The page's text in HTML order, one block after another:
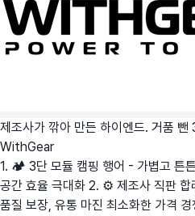
제조사가 깎아 만든 하이엔드. 거품 뺀
WithGear
1. 🏕️ 3단 모듈 캠핑 행어 - 가볍고 튼
공간 효율 극대화 2. ⚙️ 제조사 직판
품질 보장, 유통 마진 최소화한 가격